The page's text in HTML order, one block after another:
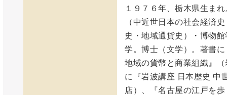
１９７６年、栃木県生ま
（中近世日本の社会経済
史・地域通貨史）・博物
学。博士（文学）。著書
地域の貨幣と商業組織』
に『岩波講座 日本歴史 中
店）、『名古屋の江戸を